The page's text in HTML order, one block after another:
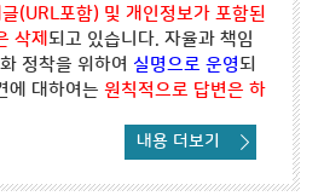
(URL포함) 및 개인정보가 포함된
삭제 되고 있습니다. 자율과 책임
정착을 위하여 실명으로 운영되
에 대하여는 원칙적으로 답변은 하
내용 더보기